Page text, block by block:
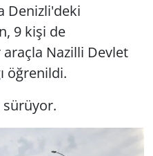
Denizli'deki
9 kişi de
Nazilli Devlet
öğrenildi.